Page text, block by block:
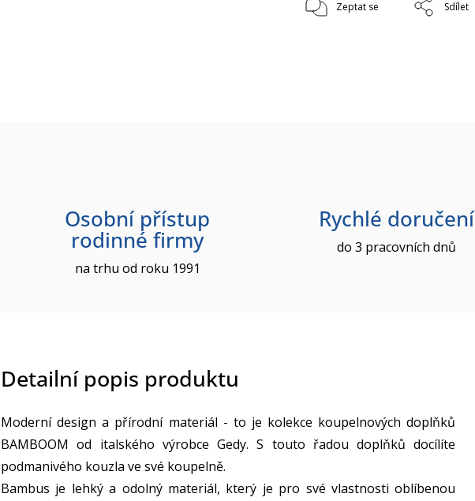
Zeptat se Sdílet
Osobní přístup
rodinné firmy
na trhu od roku 1991
Rychlé doručení
do 3 pracovních dnů
Detailní popis produktu
Moderní design a přírodní materiál - to je kolekce koupelnových doplňků
BAMBOOM od italského výrobce Gedy. S touto řadou doplňků docílíte
podmanivého kouzla ve své koupelně.
Bambus je lehký a odolný materiál, který je pro své vlastnosti oblíbenou